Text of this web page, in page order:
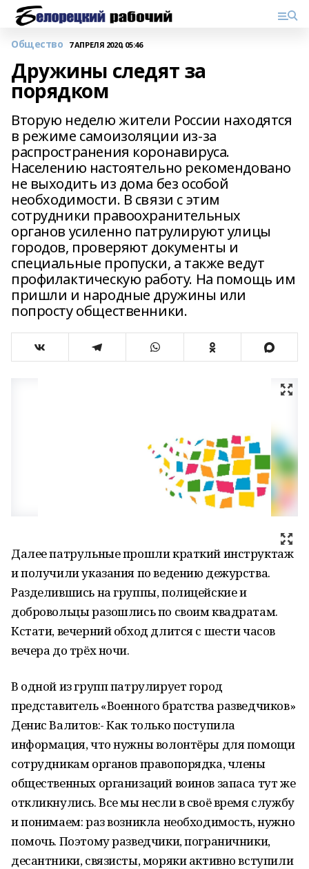
Общество 7 АПРЕЛЯ 2020, 05:46
Дружины следят за
порядком
Вторую неделю жители России находятся
в режиме самоизоляции из-за
распространения коронавируса.
Населению настоятельно рекомендовано
не выходить из дома без особой
необходимости. В связи с этим
сотрудники правоохранительных
органов усиленно патрулируют улицы
городов, проверяют документы и
специальные пропуски, а также ведут
профилактическую работу. На помощь им
пришли и народные дружины или
попросту общественники.
Далее патрульные прошли краткий инструктаж
и получили указания по ведению дежурства.
Разделившись на группы, полицейские и
добровольцы разошлись по своим квадратам.
Кстати, вечерний обход длится с шести часов
вечера до трёх ночи.
В одной из групп патрулирует город
представитель «Военного братства разведчиков»
Денис Валитов:- Как только поступила
информация, что нужны волонтёры для помощи
сотрудникам органов правопорядка, члены
общественных организаций воинов запаса тут же
откликнулись. Все мы несли в своё время службу
и понимаем: раз возникла необходимость, нужно
помочь. Поэтому разведчики, пограничники,
десантники, связисты, моряки активно вступили